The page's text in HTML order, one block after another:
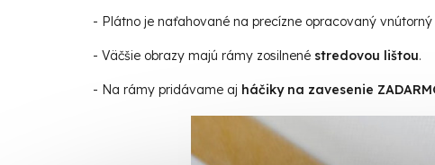
- Plátno je naťahované na precízne opracovaný vnútorný
- Väčšie obrazy majú rámy zosilnené stredovou lištou.
- Na rámy pridávame aj háčiky na zavesenie